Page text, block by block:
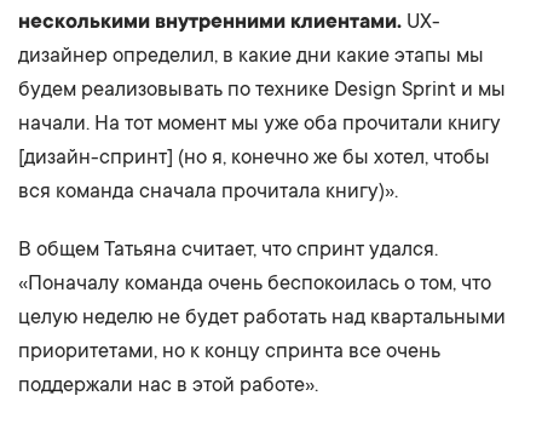
несколькими внутренними клиентами. UX-
дизайнер определил, в какие дни какие этапы мы
будем реализовывать по технике Design Sprint и мы
начали. На тот момент мы уже оба прочитали книгу
[дизайн-спринт] (но я, конечно же бы хотел, чтобы
вся команда сначала прочитала книгу)».
В общем Татьяна считает, что спринт удался.
«Поначалу команда очень беспокоилась о том, что
целую неделю не будет работать над квартальными
приоритетами, но к концу спринта все очень
поддержали нас в этой работе».